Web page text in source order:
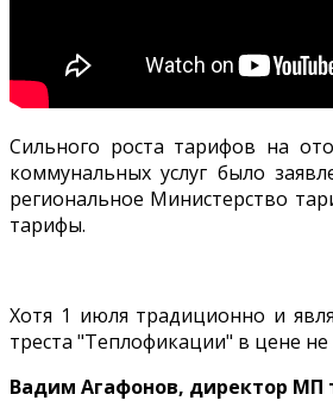
Сильного роста тарифов на
коммунальных услуг было
региональное Министерство
тарифы.
Хотя 1 июля традиционно и
треста "Теплофикации" в цене
Вадим Агафонов, директор МП